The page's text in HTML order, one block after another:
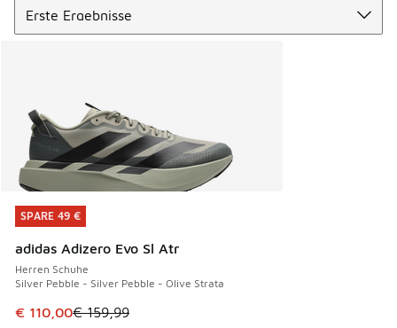
SPARE 49 €
adidas Adizero Evo Sl Atr
Herren Schuhe
Silver Pebble - Silver Pebble - Olive Strata
Dieser Artikel ist im Sale. Der Preis ist von € 159,99 auf €
€ 110,00€ 159,99
SPARE 49 €